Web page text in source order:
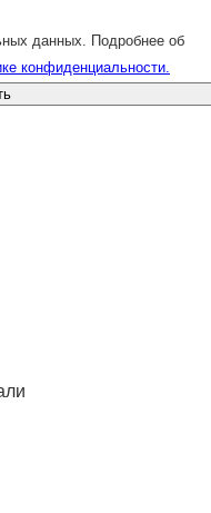
данных. Подробнее об
конфиденциальности.